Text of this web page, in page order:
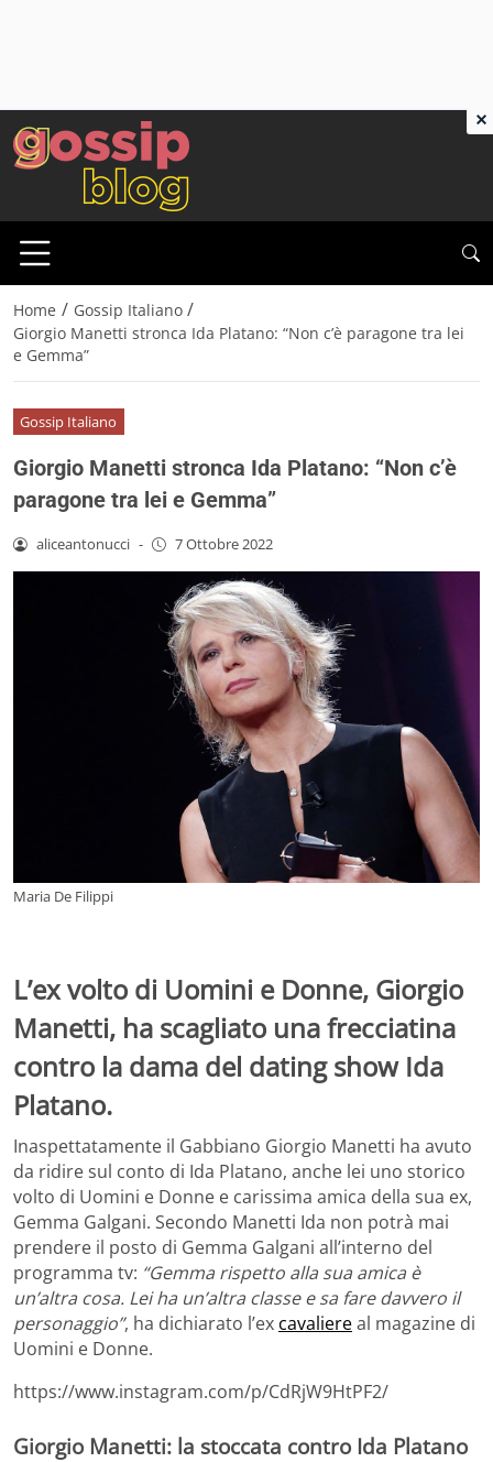
Home / Gossip Italiano /
Giorgio Manetti stronca Ida Platano: “Non c’è paragone tra lei
e Gemma”
Gossip Italiano
Giorgio Manetti stronca Ida Platano: “Non c’è
paragone tra lei e Gemma”
aliceantonucci - 7 Ottobre 2022
Maria De Filippi
L’ex volto di Uomini e Donne, Giorgio
Manetti, ha scagliato una frecciatina
contro la dama del dating show Ida
Platano.
Inaspettatamente il Gabbiano Giorgio Manetti ha avuto
da ridire sul conto di Ida Platano, anche lei uno storico
volto di Uomini e Donne e carissima amica della sua ex,
Gemma Galgani. Secondo Manetti Ida non potrà mai
prendere il posto di Gemma Galgani all’interno del
programma tv: “Gemma rispetto alla sua amica è
un’altra cosa. Lei ha un’altra classe e sa fare davvero il
personaggio”, ha dichiarato l’ex cavaliereal magazine di
Uomini e Donne.
https://www.instagram.com/p/CdRjW9HtPF2/
Giorgio Manetti: la stoccata contro Ida Platano
×